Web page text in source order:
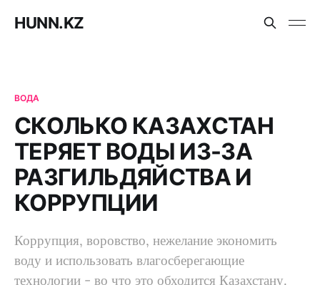
HUNN.KZ
ВОДА
СКОЛЬКО КАЗАХСТАН
ТЕРЯЕТ ВОДЫ ИЗ-ЗА
РАЗГИЛЬДЯЙСТВА И
КОРРУПЦИИ
Коррупция, воровство, нежелание экономить
воду и использовать влагосберегающие
технологии - во что это обходится Казахстану.